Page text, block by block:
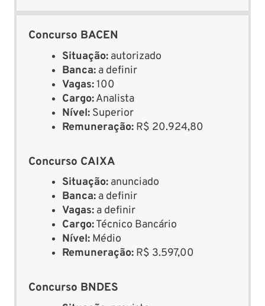
Concurso BACEN
Situação: autorizado
Banca: a definir
Vagas:100
Cargo:Analista
Nível: Superior
Remuneração: R$ 20.924,80
Concurso CAIXA
Situação: anunciado
Banca: a definir
Vagas: a definir
Cargo:Técnico Bancário
Nível: Médio
Remuneração: R$ 3.597,00
Concurso BNDES